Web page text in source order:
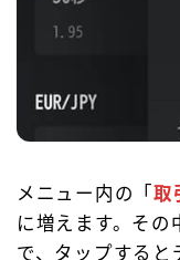
メニュー内の「 取
に増えます。その
で、タップすると